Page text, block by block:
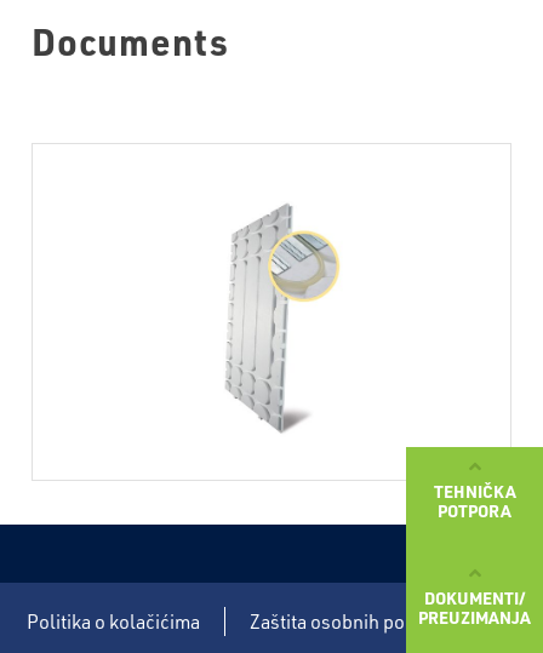
TEHNIČKA
POTPORA
DOKUMENTI/
PREUZIMANJA
Documents
Politika o kolačićima Zaštita osobnih podataka